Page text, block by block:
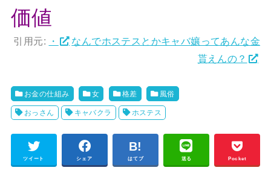
価値
引用元: ・
なんでホステスとかキャバ孃ってあんな金
貰えんの？
お金の仕組み 女 格差 風俗
おっさん キャバクラ ホステス
ツイート シェア はてブ 送る Pocket